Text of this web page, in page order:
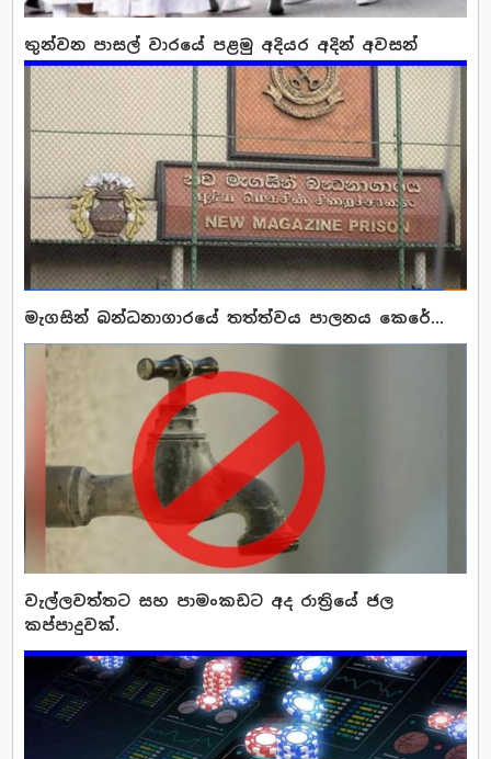
තුන්වන පාසල් වාරයේ පළමු අදියර අදින් අවසන්
මැගසින් බන්ධනාගාරයේ තත්ත්වය පාලනය කෙරේ...
වැල්ලවත්තට සහ පාමංකඩට අද රාත්‍රියේ ජල
කප්පාදුවක්.